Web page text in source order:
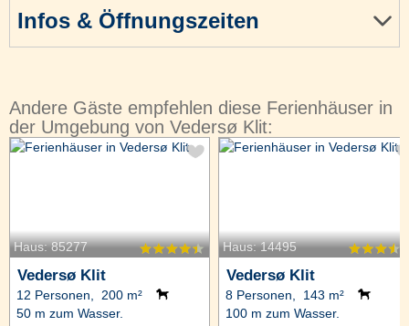
Infos & Öffnungszeiten
Andere Gäste empfehlen diese Ferienhäuser in
der Umgebung von Vedersø Klit:
Haus: 85277
Vedersø Klit
12 Personen, 200 m²
50 m zum Wasser.
Haus: 14495
Vedersø Klit
8 Personen, 143 m²
100 m zum Wasser.